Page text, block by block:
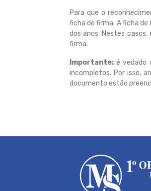
Para que o
ficha de firma. A ficha
dos anos. Nestes
firma.
Importante:é vedado
incompletos. Por isso,
documento estão